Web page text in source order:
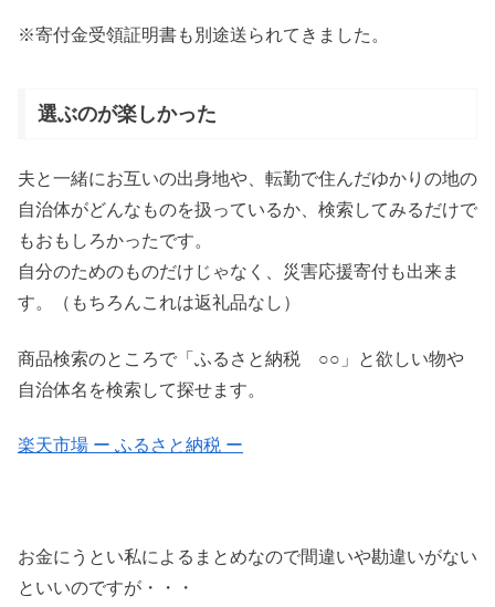
※寄付金受領証明書も別途送られてきました。
選ぶのが楽しかった
夫と一緒にお互いの出身地や、転勤で住んだゆかりの地の
自治体がどんなものを扱っているか、検索してみるだけで
もおもしろかったです。
自分のためのものだけじゃなく、災害応援寄付も出来ま
す。（もちろんこれは返礼品なし）
商品検索のところで「ふるさと納税 ○○」と欲しい物や
自治体名を検索して探せます。
楽天市場 ー ふるさと納税 ー
お金にうとい私によるまとめなので間違いや勘違いがない
といいのですが・・・